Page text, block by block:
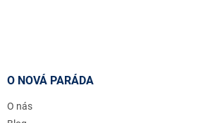
O NOVÁ PARÁDA
O nás